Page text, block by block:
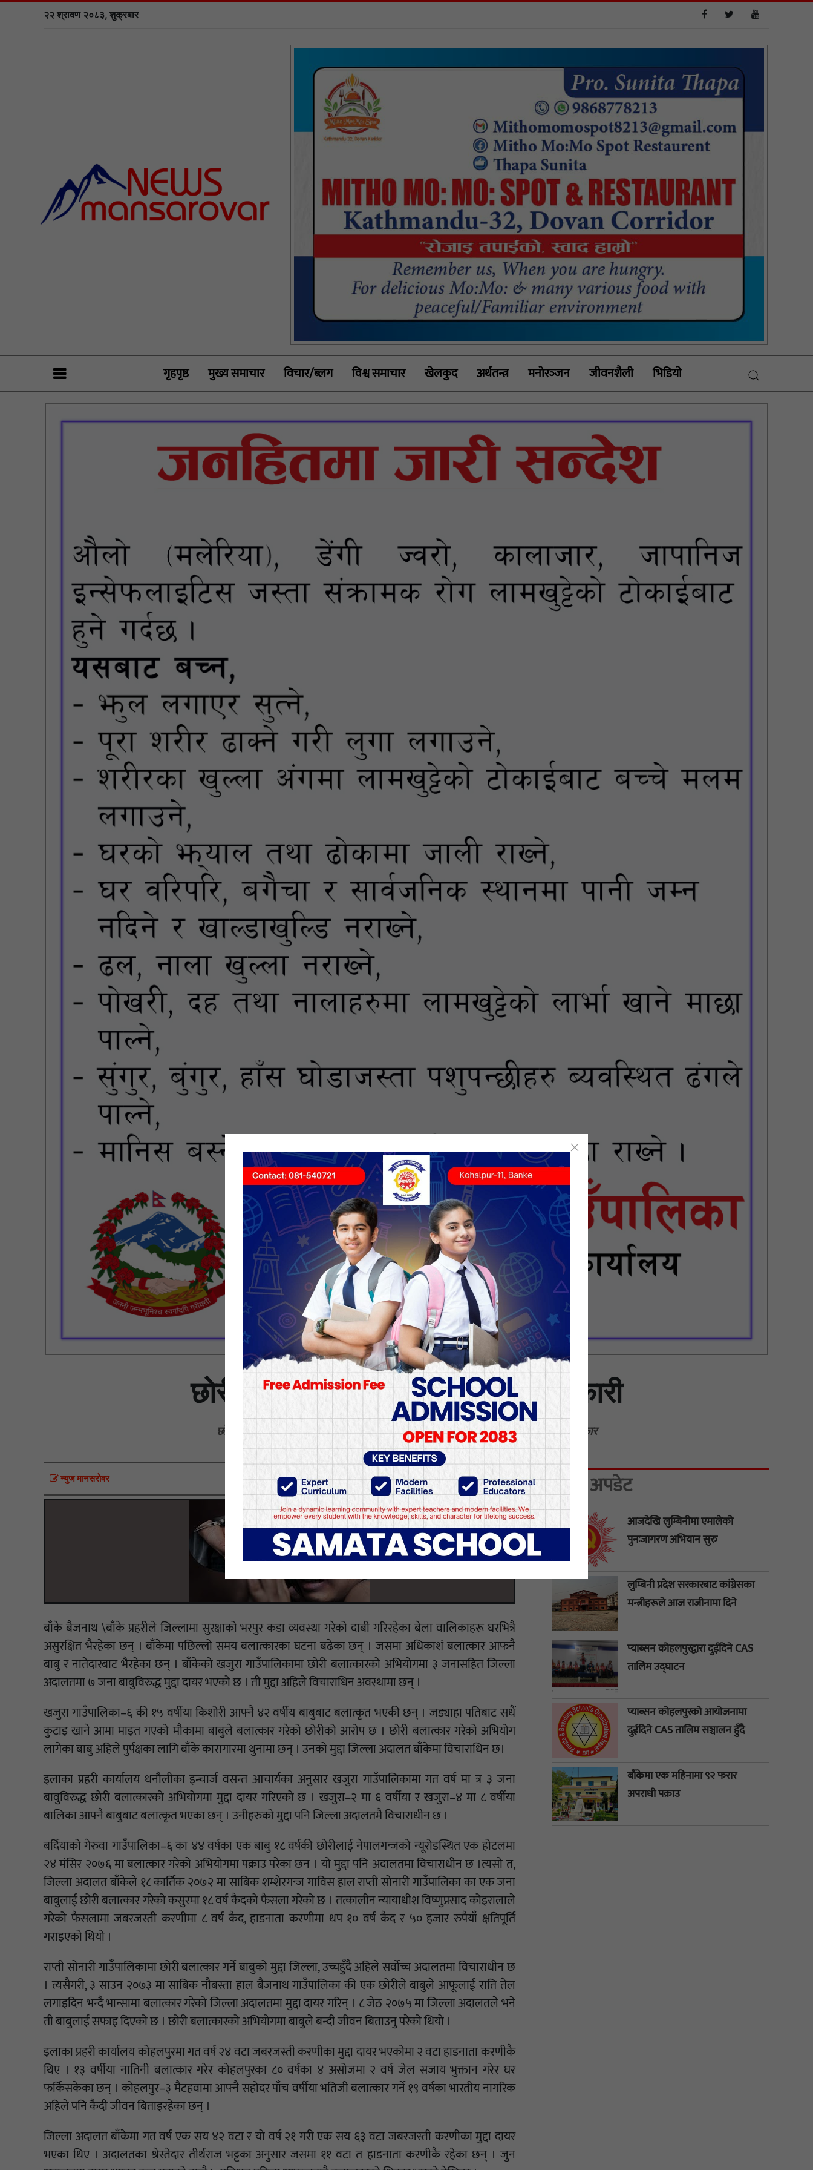
२२ श्रावण २०८३, शुक्रबार
गृहपृष्ठ मुख्य समाचार विचार/ब्लग विश्व समाचार खेलकुद अर्थतन्त्र मनोरञ्‍जन जीवनशैली भिडियाे
छोरी घरभित्रै असुरक्षित : ‘बाबुु’ नै बलात्कारी
छोरी घरभित्रै असुरक्षित : ‘बाबुु’ नै बलात्कारी झन्डै ७ प्रतिशत महिला आफन्तबाटै बलात्कारको शिकार
न्युज मानसराेवर
बाँके बैजनाथ \बाँके प्रहरीले जिल्लामा सुरक्षाको भरपुर कडा व्यवस्था गरेको दाबी गरिरहेका बेला वालिकाहरू घरभित्रै
असुरक्षित भैरहेका छन् । बाँकेमा पछिल्लो समय बलात्कारका घटना बढेका छन् । जसमा अधिकाशं बलात्कार आफनै
बाबु र नातेदारबाट भैरहेका छन् । बाँकेको खजुरा गाउँपालिकामा छोरी बलात्कारको अभियोगमा ३ जनासहित जिल्ला
अदालतमा ७ जना बाबुविरुद्ध मुद्दा दायर भएको छ । ती मुद्दा अहिले विचाराधिन अवस्थामा छन् ।
खजुरा गाउँपालिका–६ की १५ वर्षीया किशोरी आफ्नै ४२ वर्षीय बाबुबाट बलात्कृत भएकी छन् । जड्याहा पतिबाट सधैं
कुटाइ खाने आमा माइत गएको मौकामा बाबुले बलात्कार गरेको छोरीको आरोप छ । छोरी बलात्कार गरेको अभियोग
लागेका बाबु अहिले पुर्पक्षका लागि बाँके कारागारमा थुनामा छन् । उनको मुद्दा जिल्ला अदालत बाँकेमा विचाराधिन छ।
इलाका प्रहरी कार्यालय धनौलीका इन्चार्ज वसन्त आचार्यका अनुसार खजुरा गाउँपालिकामा गत वर्ष मा त्र ३ जना
बावुविरुद्ध छोरी बलात्कारको अभियोगमा मुद्दा दायर गरिएको छ । खजुरा–२ मा ६ वर्षीया र खजुरा–४ मा ८ वर्षीया
बालिका आफ्नै बाबुबाट बलात्कृत भएका छन् । उनीहरुको मुद्दा पनि जिल्ला अदालतमै विचाराधीन छ ।
बर्दियाको गेरुवा गाउँपालिका–६ का ४४ वर्षका एक बाबु १८ वर्षकी छोरीलाई नेपालगन्जको न्यूरोडस्थित एक होटलमा
२४ मंसिर २०७६ मा बलात्कार गरेको अभियोगमा पक्राउ परेका छन । यो मुद्दा पनि अदालतमा विचाराधीन छ ।त्यसो त,
जिल्ला अदालत बाँकेले १८ कार्तिक २०७२ मा साबिक शम्शेरगन्ज गाविस हाल राप्ती सोनारी गाउँपालिका का एक जना
बाबुलाई छोरी बलात्कार गरेको कसुरमा १८ वर्ष कैदको फैसला गरेको छ । तत्कालीन न्यायाधीश विष्णुप्रसाद कोइरालाले
गरेको फैसलामा जबरजस्ती करणीमा ८ वर्ष कैद, हाडनाता करणीमा थप १० वर्ष कैद र ५० हजार रुपैयाँ क्षतिपूर्ति
गराइएको थियो ।
राप्ती सोनारी गाउँपालिकामा छोरी बलात्कार गर्ने बाबुको मुद्दा जिल्ला, उच्चहुँदै अहिले सर्वोच्च अदालतमा विचाराधीन छ
। त्यसैगरी, ३ साउन २०७३ मा साबिक नौबस्ता हाल बैजनाथ गाउँपालिका की एक छोरीले बाबुले आफूलाई राति तेल
लगाइदिन भन्दै भान्सामा बलात्कार गरेको जिल्ला अदालतमा मुद्दा दायर गरिन् । ८ जेठ २०७५ मा जिल्ला अदालतले भने
ती बाबुलाई सफाइ दिएको छ । छोरी बलात्कारको अभियोगमा बाबुले बन्दी जीवन बिताउनु परेको थियो ।
इलाका प्रहरी कार्यालय कोहलपुरमा गत वर्ष २४ वटा जबरजस्ती करणीका मुद्दा दायर भएकोमा २ वटा हाडनाता करणीकै
थिए । १३ वर्षीया नातिनी बलात्कार गरेर कोहलपुरका ८० वर्षका ४ असोजमा २ वर्ष जेल सजाय भुक्तान गरेर घर
फर्किसकेका छन् । कोहलपुर–३ मैटहवामा आफ्नै सहोदर पाँच वर्षीया भतिजी बलात्कार गर्ने १९ वर्षका भारतीय नागरिक
अहिले पनि कैदी जीवन बिताइरहेका छन् ।
जिल्ला अदालत बाँकेमा गत वर्ष एक सय ४२ वटा र यो वर्ष २१ गरी एक सय ६३ वटा जबरजस्ती करणीका मुद्दा दायर
भएका थिए । अदालतका श्रेस्तेदार तीर्थराज भट्टका अनुसार जसमा ११ वटा त हाडनाता करणीकै रहेका छन् । जुन
ताजा अपडेट
आजदेखि लुम्बिनीमा एमालेको
पुनःजागरण अभियान सुरु
लुम्बिनी प्रदेश सरकारबाट कांग्रेसका
मन्त्रीहरूले आज राजीनामा दिने
प्याब्सन कोहलपुरद्वारा दुईदिने CAS
तालिम उद्घाटन
प्याब्सन कोहलपुरको आयोजनामा
दुईदिने CAS तालिम सञ्चालन हुँदै
बाँकेमा एक महिनामा ९२ फरार
अपराधी पक्राउ